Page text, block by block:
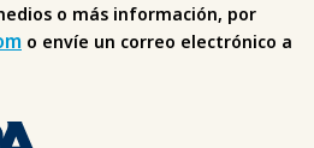
o más información, por
o envíe un correo electrónico a